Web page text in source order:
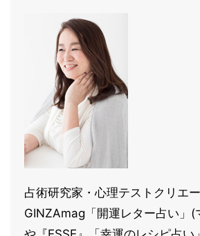
占術研究家・心理テストクリエー
GINZAmag「開運レター占い」(